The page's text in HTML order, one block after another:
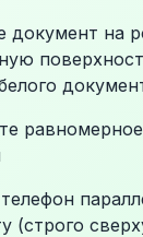
документ на
(строго